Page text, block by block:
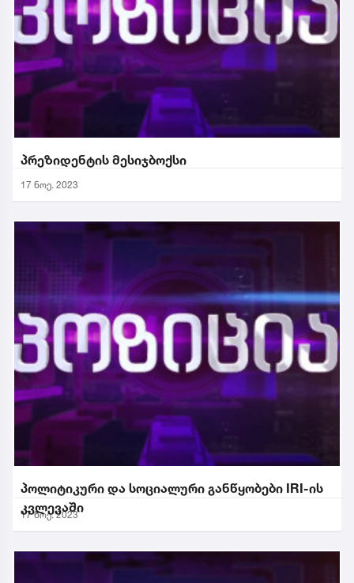
პრეზიდენტის მესიჯბოქსი
17 ნოე. 2023
პოლიტიკური და სოციალური განწყობები IRI-ის
კვლევაში
17 ნოე. 2023